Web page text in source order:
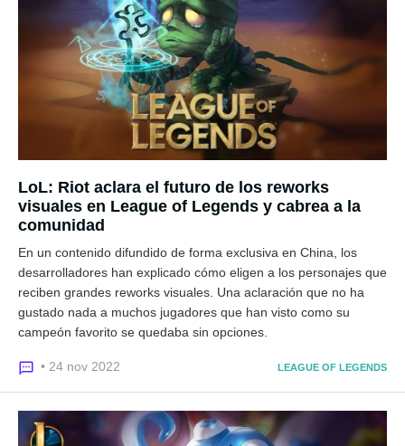
LoL: Riot aclara el futuro de los reworks
visuales en League of Legends y cabrea a la
comunidad
En un contenido difundido de forma exclusiva en China, los
desarrolladores han explicado cómo eligen a los personajes que
reciben grandes reworks visuales. Una aclaración que no ha
gustado nada a muchos jugadores que han visto como su
campeón favorito se quedaba sin opciones.
• 24 nov 2022 LEAGUE OF LEGENDS